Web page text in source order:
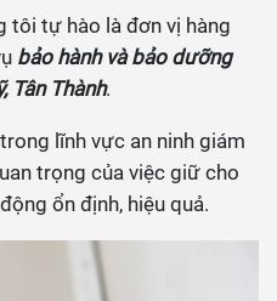
tôi tự hào là đơn vị hàng
bảo hành và bảo dưỡng
Tân Thành.
lĩnh vực an ninh giám
trọng của việc giữ cho
ổn định, hiệu quả.